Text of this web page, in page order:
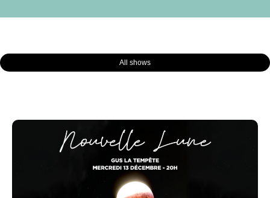
All shows
PagePagePagePage Page